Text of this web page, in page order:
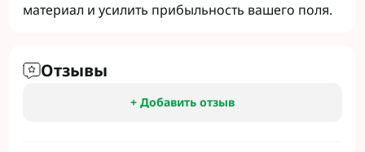
материал и усилить прибыльность вашего поля.
Отзывы
+ Добавить отзыв